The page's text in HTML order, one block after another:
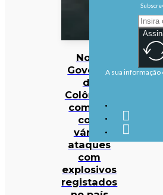
Novo
Governo
da
Colômbia
começa
com
vários
ataques
com
explosivos
registados
A sua informação